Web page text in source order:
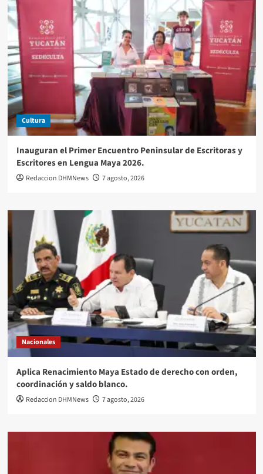
Cultura
Inauguran el Primer Encuentro Peninsular de Escritoras y
Escritores en Lengua Maya 2026.
Redaccion DHMNews 7 agosto, 2026
Nacionales
Aplica Renacimiento Maya Estado de derecho con orden,
coordinación y saldo blanco.
Redaccion DHMNews 7 agosto, 2026